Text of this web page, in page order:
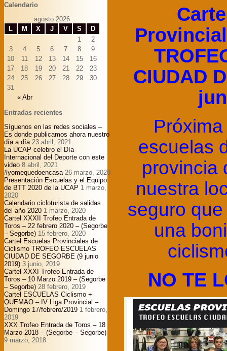
Calendario
agosto 2026
L
M X J V S D
« Abr
1
2
3
4 5 6 7 8
9
10
11 12 13 14 15
16
17
18 19 20 21 22
23
24
25 26 27 28 29
30
31
Entradas recientes
Síguenos en las redes sociales –
Es donde publicamos ahora nuestro
día a día 23 abril, 2021
La UCAP celebro el Día
Internacional del Deporte con este
video 8 abril, 2021
#yomequedoencasa 26 marzo, 2020
Presentación Escuelas y el Equipo
de BTT 2020 de la UCAP 1 marzo,
2020
Calendario cicloturista de salidas
del año 2020 1 marzo, 2020
Cartel XXXII Trofeo Entrada de
Toros – 22 febrero 2020 – (Segorbe
– Segorbe) 15 febrero, 2020
Cartel Escuelas Provinciales de
Ciclismo TROFEO ESCUELAS
CIUDAD DE SEGORBE (9 junio
2019) 3 junio, 2019
Cartel XXXI Trofeo Entrada de
Toros – 10 Marzo 2019 – (Segorbe
– Segorbe) 28 febrero, 2019
Cartel ESCUELAS Ciclismo +
QUEMAO – IV Liga Provincial –
Domingo 17/febrero/2019 1 febrero,
2019
XXX Trofeo Entrada de Toros – 18
Marzo 2018 – (Segorbe – Segorbe)
9 marzo, 2018
CIUDAD
escuelas
provincia
nuestra
seguro
una
NO TE